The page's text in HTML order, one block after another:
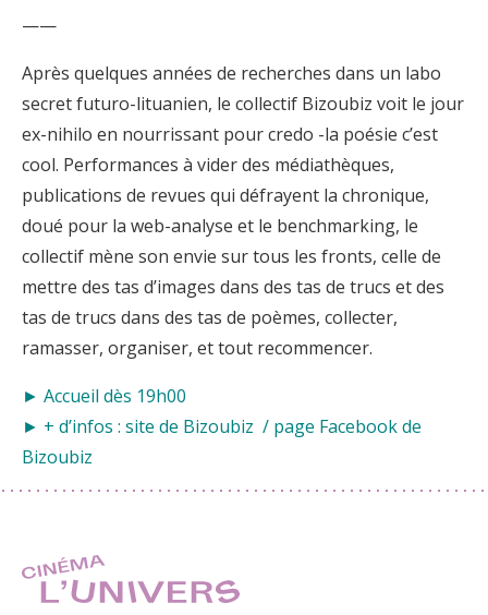
——
Après quelques années de recherches dans un labo
secret futuro-lituanien, le collectif Bizoubiz voit le jour
ex-nihilo en nourrissant pour credo -la poésie c’est
cool. Performances à vider des médiathèques,
publications de revues qui défrayent la chronique,
doué pour la web-analyse et le benchmarking, le
collectif mène son envie sur tous les fronts, celle de
mettre des tas d’images dans des tas de trucs et des
tas de trucs dans des tas de poèmes, collecter,
ramasser, organiser, et tout recommencer.
► Accueil dès 19h00
► + d’infos : site de Bizoubiz / page Facebook de
Bizoubiz